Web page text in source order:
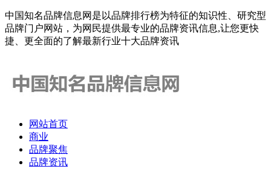
中国知名品牌信息网是以品牌排行榜为特征的知识性、研究型
品牌门户网站，为网民提供最专业的品牌资讯信息,让您更快
捷、更全面的了解最新行业十大品牌资讯
网站首页
商业
品牌聚焦
品牌资讯